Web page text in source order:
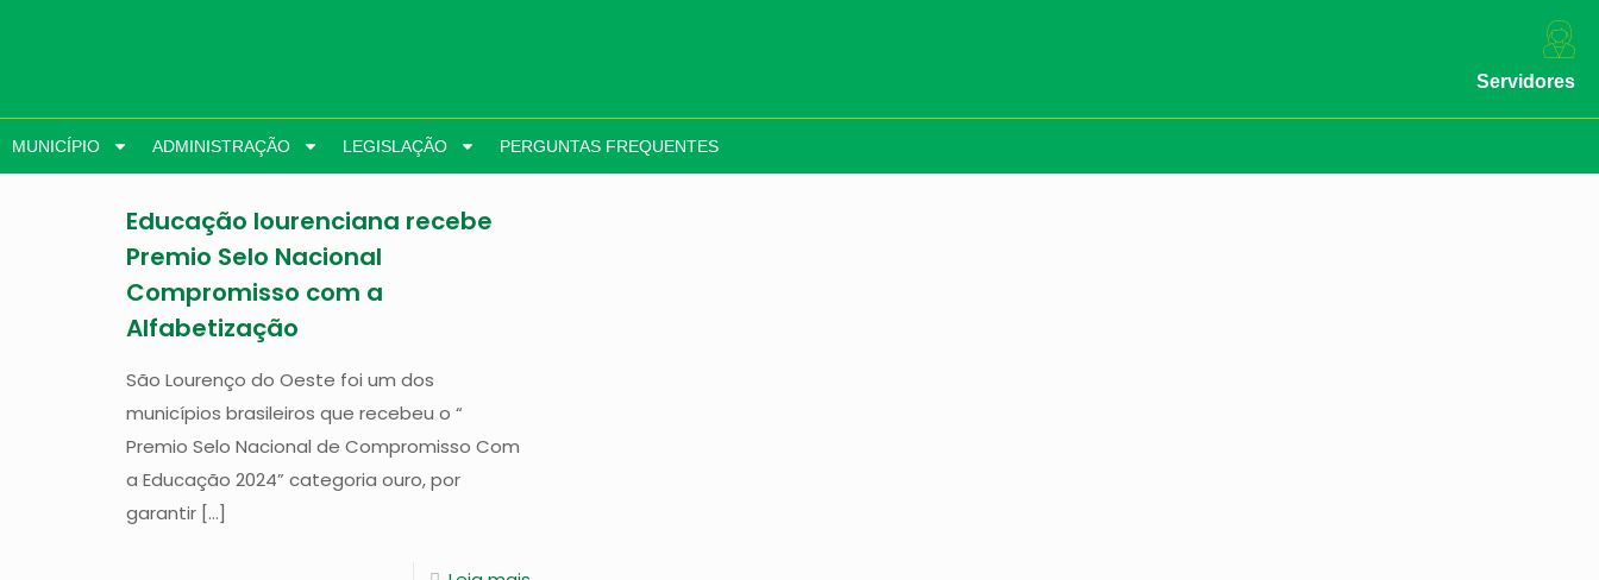
Servidores
MUNICÍPIO ADMINISTRAÇÃO LEGISLAÇÃO PERGUNTAS FREQUENTES
Educação lourenciana recebe
Premio Selo Nacional
Compromisso com a
Alfabetização
São Lourenço do Oeste foi um dos
municípios brasileiros que recebeu o “
Premio Selo Nacional de Compromisso Com
a Educação 2024” categoria ouro, por
garantir[…]